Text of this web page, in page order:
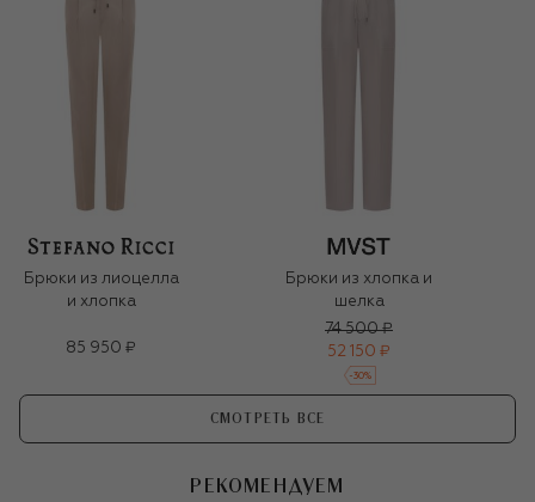
Брюки из лиоцелла
и хлопка
85 950 ₽
Брюки из хлопка и
шелка
74 500 ₽
52 150 ₽
-30%
СМОТРЕТЬ ВСЕ
РЕКОМЕНДУЕМ